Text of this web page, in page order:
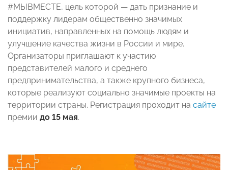
#МЫВМЕСТЕ, цель которой — дать признание и
поддержку лидерам общественно значимых
инициатив, направленных на помощь людям и
улучшение качества жизни в России и мире.
Организаторы приглашают к участию
представителей малого и среднего
предпринимательства, а также крупного бизнеса,
которые реализуют социально значимые проекты на
территории страны. Регистрация проходит на сайте
премии до 15 мая.